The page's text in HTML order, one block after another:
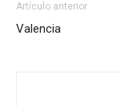
Artículo anterior
Valencia